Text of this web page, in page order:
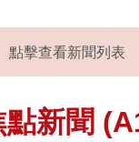
點擊查看新聞列表
新聞